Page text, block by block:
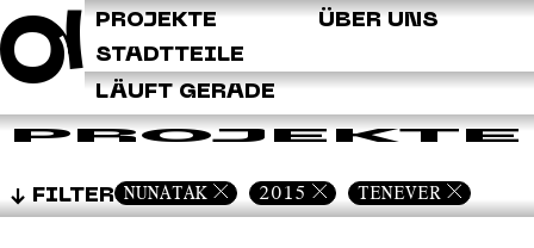
ÜBER UNS
PROJEKTE
STADTTEILE
LÄUFT GERADE
PROJEKTE
FILTER NUNATAK 2015 TENEVER